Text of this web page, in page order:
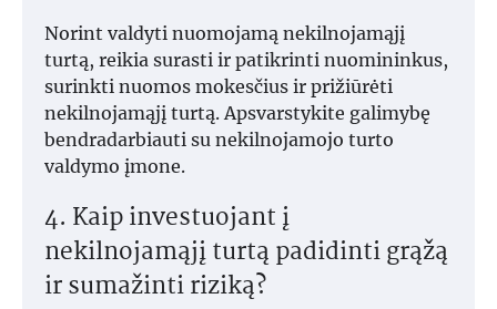
Norint valdyti nuomojamą nekilnojamąjį
turtą, reikia surasti ir patikrinti nuomininkus,
surinkti nuomos mokesčius ir prižiūrėti
nekilnojamąjį turtą. Apsvarstykite galimybę
bendradarbiauti su nekilnojamojo turto
valdymo įmone.
4. Kaip investuojant į
nekilnojamąjį turtą padidinti grąžą
ir sumažinti riziką?